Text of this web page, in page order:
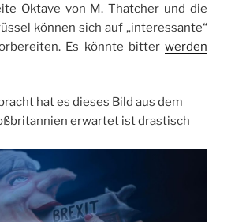
Oktave von M. Thatcher und die
können sich auf „interessante“
Es könnte bitter werden
hat es dieses Bild aus dem
erwartet ist drastisch